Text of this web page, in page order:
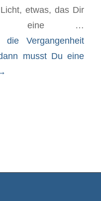
etwas, das Dir
eine …
die Vergangenheit
musst Du eine